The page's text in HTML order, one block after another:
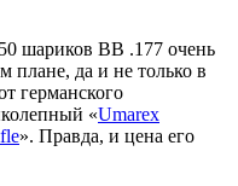
шариков ВВ .177 очень
плане, да и не только в
германского
«Umarex
». Правда, и цена его